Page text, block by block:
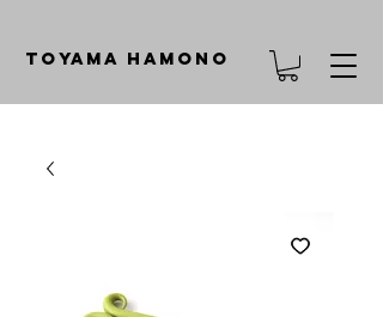
TOYAMA HAMONO